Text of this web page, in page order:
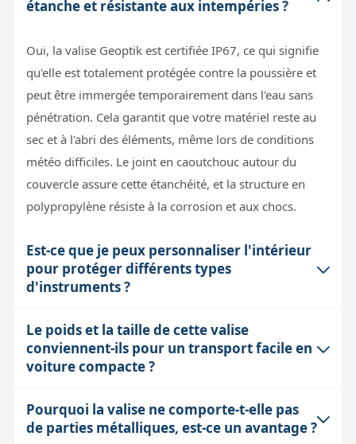
étanche et résistante aux intempéries ?
Oui, la valise Geoptik est certifiée IP67, ce qui signifie
qu'elle est totalement protégée contre la poussière et
peut être immergée temporairement dans l'eau sans
pénétration. Cela garantit que votre matériel reste au
sec et à l'abri des éléments, même lors de conditions
météo difficiles. Le joint en caoutchouc autour du
couvercle assure cette étanchéité, et la structure en
polypropylène résiste à la corrosion et aux chocs.
Est-ce que je peux personnaliser l'intérieur
pour protéger différents types
d'instruments ?
Absolument, même si la valise est vendue sans
mousse, Geoptik propose une mousse prédécoupée
optionnelle qui permet d'adapter l'intérieur selon la
solution est pratique pour éviter que le matériel ne
Le poids et la taille de cette valise
conviennent-ils pour un transport facile en
voiture compacte ?
Avec des dimensions de 750 x 480 x 400 mm et une
construction robuste, cette valise est volumineuse mais
Pourquoi la valise ne comporte-t-elle pas
de parties métalliques, est-ce un avantage ?